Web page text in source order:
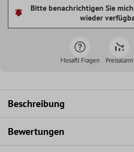
Bitte benachrichtigen Sie
wieder
Mosafil Fragen Preisalarm
Beschreibung
Bewertungen